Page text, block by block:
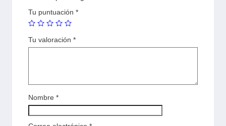
Tu puntuación *
Tu valoración *
Nombre *